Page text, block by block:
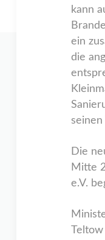
kann
ein
die
Die
Mitte
e.V.